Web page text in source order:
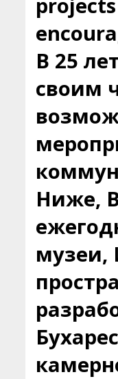
В 25
своим
Ниже,
музеи,